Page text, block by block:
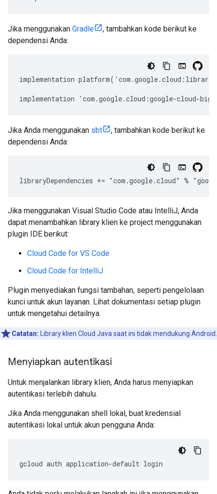
Jika menggunakan Gradle
, tambahkan kode berikut ke
dependensi Anda:
implementation
implementation 'com.google.cloud:google-cloud-
Jika Anda menggunakan sbt
, tambahkan kode berikut ke
dependensi Anda:
libraryDependencies += "com.google.cloud" %
Jika menggunakan Visual Studio Code atau IntelliJ, Anda
dapat menambahkan library klien ke project menggunakan
plugin IDE berikut:
Cloud Code for VS Code
Cloud Code for IntelliJ
Plugin menyediakan fungsi tambahan, seperti pengelolaan
kunci untuk akun layanan. Lihat dokumentasi setiap plugin
untuk mengetahui detailnya.
Catatan: Library klien Cloud Java saat ini tidak mendukung Android.
Menyiapkan autentikasi
Untuk menjalankan library klien, Anda harus menyiapkan
autentikasi terlebih dahulu.
Jika Anda menggunakan shell lokal, buat kredensial
autentikasi lokal untuk akun pengguna Anda:
gcloud auth application-default login